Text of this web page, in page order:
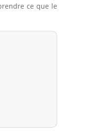
ce que le